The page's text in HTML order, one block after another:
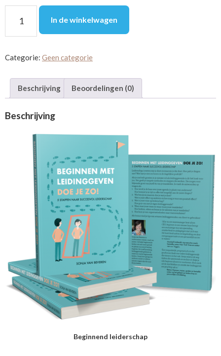
leidinggeven
je
aantal
In de winkelwagen
Categorie: Geen categorie
Beschrijving Beoordelingen (0)
Beschrijving
Beginnend leiderschap